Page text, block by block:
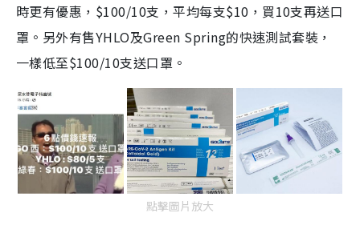
時更有優惠，$100/10支，平均每支$10，買10支再送口
罩。另外有售YHLO及Green Spring的快速測試套裝，
一樣低至$100/10支送口罩。
點擊圖片放大